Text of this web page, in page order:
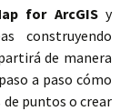
for ArcGISy
construyendo
de manera
a paso cómo
puntos o crear